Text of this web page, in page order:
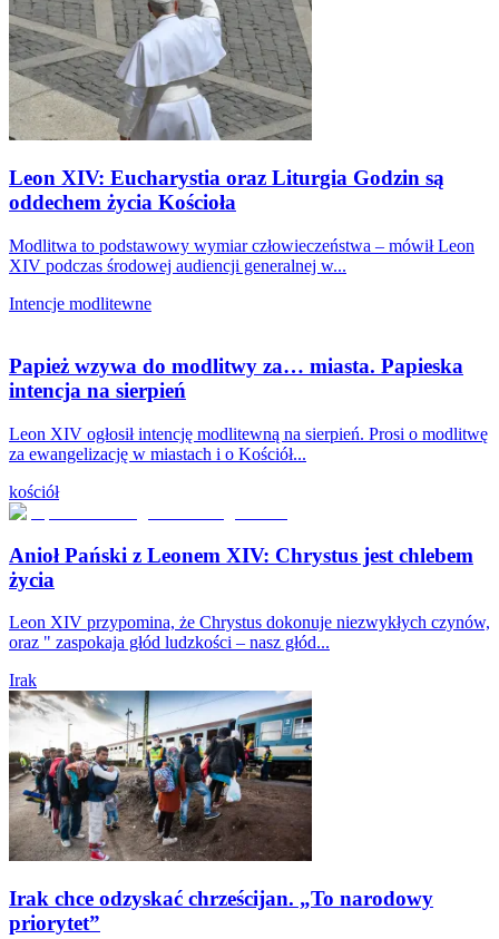
Leon XIV: Eucharystia oraz Liturgia Godzin są
oddechem życia Kościoła
Modlitwa to podstawowy wymiar człowieczeństwa – mówił Leon
XIV podczas środowej audiencji generalnej w...
Intencje modlitewne
Papież wzywa do modlitwy za… miasta. Papieska
intencja na sierpień
Leon XIV ogłosił intencję modlitewną na sierpień. Prosi o modlitwę
za ewangelizację w miastach i o Kościół...
kościół
Anioł Pański z Leonem XIV: Chrystus jest chlebem
życia
Leon XIV przypomina, że Chrystus dokonuje niezwykłych czynów,
oraz " zaspokaja głód ludzkości – nasz głód...
Irak
Irak chce odzyskać chrześcijan. „To narodowy
priorytet”